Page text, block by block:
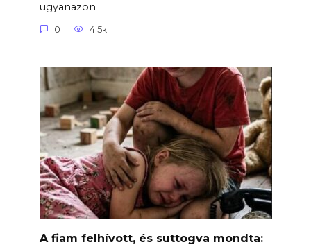
ugyanazon
0 4.5к.
A fiam felhívott, és suttogva mondta: